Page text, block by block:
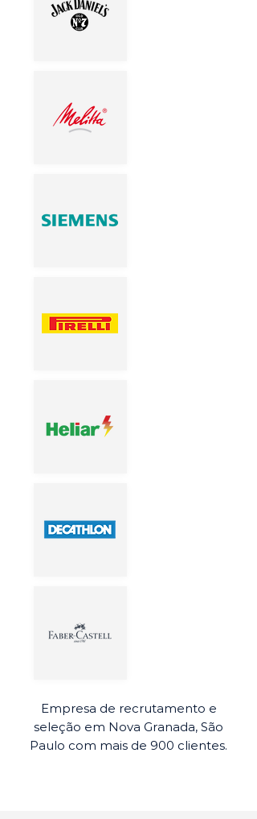
Empresa de recrutamento e
seleção em Nova Granada, São
Paulo com mais de 900 clientes.